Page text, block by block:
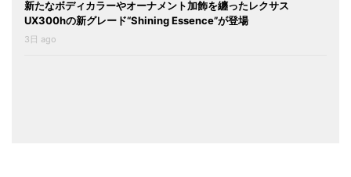
新たなボディカラーやオーナメント加飾を纏ったレクサス
UX300hの新グレード“Shining Essence”が登場
3日 ago